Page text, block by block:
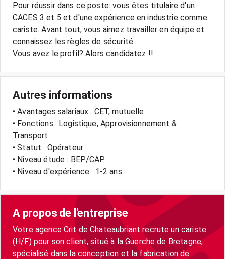
Pour réussir dans ce poste: vous êtes titulaire d'un
CACES 3 et 5 et d'une expérience en industrie comme
cariste. Avant tout, vous aimez travailler en équipe et
connaissez les règles de sécurité.
Autres informations
• Avantages salariaux : CET, mutuelle
• Fonctions : Logistique, Approvisionnement &
Transport
• Statut : Opérateur
• Niveau étude : BEP/CAP
• Niveau d'expérience : 1-2 ans
A propos de l'entreprise
Votre agence Crit de Chateaubriant recrute un cariste
(H/F) pour son client, situé à la Guerche de Bretagne,
spécialisé dans la conception et la fabrication de